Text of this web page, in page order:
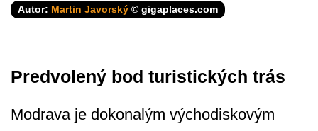
Autor: Martin Javorský © gigaplaces.com
Predvolený bod turistických trás
Modrava je dokonalým východiskovým